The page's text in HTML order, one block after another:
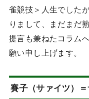
雀競技＞人生でした
りまして、まだまだ
提言も兼ねたコラム
願い申し上げます。
賽子（サァイツ）